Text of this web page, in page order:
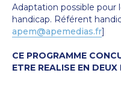
Adaptation possible pour
handicap. Référent
apem@apemedias.fr]
CE PROGRAMME
ETRE REALISE EN